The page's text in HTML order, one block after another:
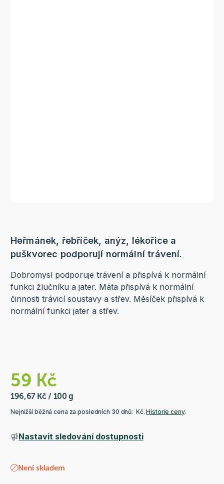
Heřmánek, řebříček, anýz, lékořice a
puškvorec podporují normální trávení.
Dobromysl podporuje trávení a přispívá k normální
funkci žlučníku a jater. Máta přispívá k normální
činnosti trávicí soustavy a střev. Měsíček přispívá k
normální funkci jater a střev.
59 Kč
196,67 Kč / 100 g
Nejnižší běžná cena za posledních 30 dnů: Kč.Historie ceny.
Nastavit sledování dostupnosti
Není skladem